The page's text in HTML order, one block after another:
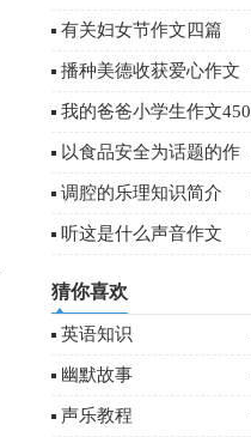
篇有关妇女节作文四篇
播种美德收获爱心作文
我的爸爸小学生作文450
字以食品安全为话题的作
文调腔的乐理知识简介
听这是什么声音作文
猜你喜欢
英语知识
幽默故事
声乐教程